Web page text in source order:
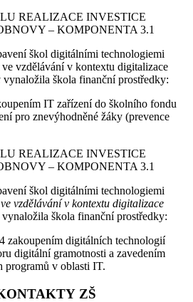
REALIZACE INVESTICE
– KOMPONENTA 3.1
škol digitálními technologiemi
vzdělávání v kontextu digitalizace
škola finanční prostředky:
IT zařízení do školního fondu
pro znevýhodněné žáky (prevence
REALIZACE INVESTICE
– KOMPONENTA 3.1
škol digitálními technologiemi
vzdělávání v kontextu digitalizace
vynaložila škola finanční prostředky:
zakoupením digitálních technologií
digitální gramotnosti a zavedením
programů v oblasti IT.
ZŠ